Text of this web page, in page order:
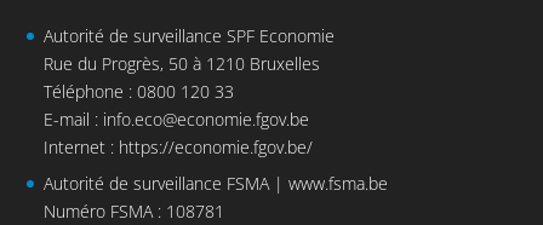
Autorité de surveillance SPF Economie
Rue du Progrès, 50 à 1210 Bruxelles
Téléphone : 0800 120 33
E-mail : info.eco@economie.fgov.be
Internet : https://economie.fgov.be/
Autorité de surveillance FSMA |www.fsma.be
Numéro FSMA : 108781